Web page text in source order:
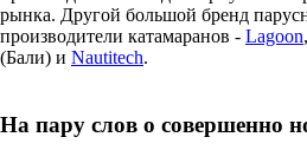
рынка. Другой большой бренд
производители катамаранов - Lagoon,
(Бали) и Nautitech.
На пару слов о совершенно